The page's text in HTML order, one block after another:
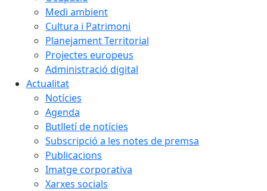
Medi ambient
Cultura i Patrimoni
Planejament Territorial
Projectes europeus
Administració digital
Actualitat
Notícies
Agenda
Butlletí de notícies
Subscripció a les notes de premsa
Publicacions
Imatge corporativa
Xarxes socials